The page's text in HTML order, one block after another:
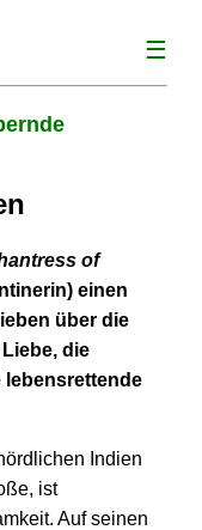
☰
of
einen
über die
die
lebensrettende
Indien
ist
Auf seinen